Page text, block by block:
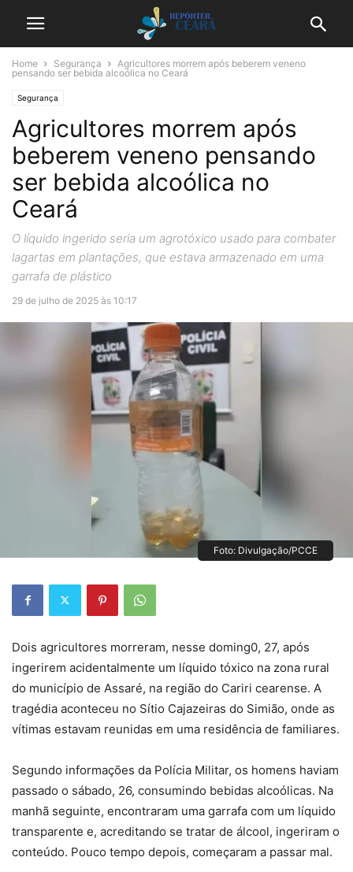
Home Segurança
Agricultores morrem após beberem veneno
pensando ser bebida alcoólica no Ceará
Segurança
Agricultores morrem após
beberem veneno pensando
ser bebida alcoólica no
Ceará
O líquido ingerido seria um agrotóxico usado para combater
lagartas em plantações, que estava armazenado em uma
garrafa de plástico
29 de julho de 2025 às 10:17
Foto: Divulgação/PCCE
Dois agricultores morreram, nesse doming0, 27, após
ingerirem acidentalmente um líquido tóxico na zona rural
do município de Assaré, na região do Cariri cearense. A
tragédia aconteceu no Sítio Cajazeiras do Simião, onde as
vítimas estavam reunidas em uma residência de familiares.
Segundo informações da Polícia Militar, os homens haviam
passado o sábado, 26, consumindo bebidas alcoólicas. Na
manhã seguinte, encontraram uma garrafa com um líquido
transparente e, acreditando se tratar de álcool, ingeriram o
conteúdo. Pouco tempo depois, começaram a passar mal.